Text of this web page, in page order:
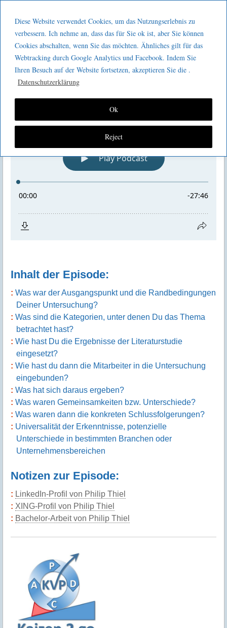
Diese Website verwendet Cookies, um das Nutzungserlebnis zu
verbessern. Ich nehme an, dass das für Sie ok ist, aber Sie können
Cookies abschalten, wenn Sie das möchten. Ähnliches gilt für das
Webtracking durch Google Analytics und Facebook. Indem Sie
Ihren Besuch auf der Website fortsetzen, akzeptieren Sie die .
Datenschutzerklärung
Reject
Ok
GeeMco :
Götz Müller
Consulting
Kaizen 2 go 271 : Remote-
Führungsprozesse
Inhalt der Episode:
Was war der Ausgangspunkt und die Randbedingungen
Deiner Untersuchung?
Was sind die Kategorien, unter denen Du das Thema
betrachtet hast?
Wie hast Du die Ergebnisse der Literaturstudie
eingesetzt?
Wie hast du dann die Mitarbeiter in die Untersuchung
eingebunden?
Was hat sich daraus ergeben?
Was waren Gemeinsamkeiten bzw. Unterschiede?
Was waren dann die konkreten Schlussfolgerungen?
Universalität der Erkenntnisse, potenzielle
Unterschiede in bestimmten Branchen oder
Unternehmensbereichen
Notizen zur Episode:
LinkedIn-Profil von Philip Thiel
XING-Profil von Philip Thiel
Bachelor-Arbeit von Philip Thiel